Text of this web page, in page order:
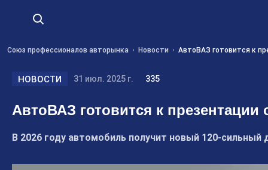
Союз профессионалов авторынка Новости АвтоВАЗ готовится к
НОВОСТИ 31 июл. 2025 г. 335
АвтоВАЗ готовится к
В 2026 году автомобиль получит новый 120-сильный